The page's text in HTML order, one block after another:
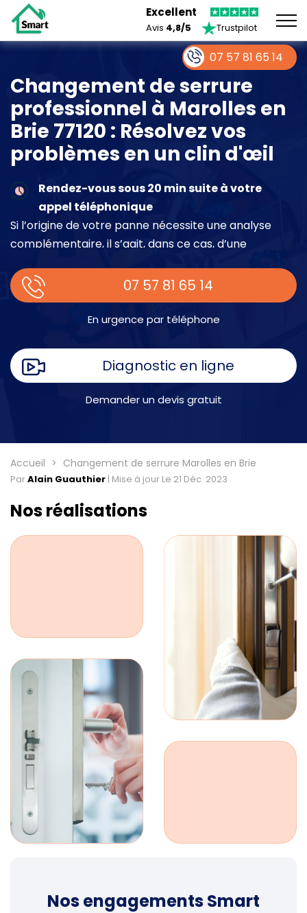
Excellent
Avis 4,8/5 Trustpilot
Changement de serrure
professionnel à Marolles en
Brie 77120 : Résolvez vos
problèmes en un clin d'œil
Rendez-vous sous 20 min suite à votre
appel téléphonique
Si l’origine de votre panne nécessite une analyse
complémentaire, il s’agit, dans ce cas, d’une
place.
07 57 81 65 14
En urgence par téléphone
Diagnostic en ligne
Demander un devis gratuit
Accueil Changement de serrure Marolles en Brie
ParAlain Guauthier | Mise à jour Le 21 Déc. 2023
Nos réalisations
Nos engagements Smart
07 57 81 65 14